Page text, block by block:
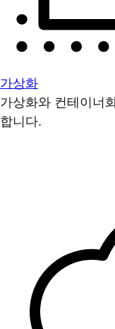
가상화
가상화와 컨테이너
합니다.